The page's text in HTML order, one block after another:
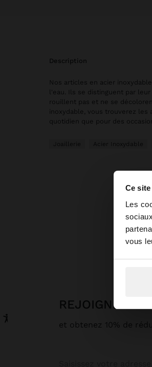
Ce
Les
vous
description
Nos articles en acier
l'eau. Ils se distinguent par
rouillent pas et ne se
inoxydable, vous trouverez les
quotidien que pour des
Joaillerie Acier Inoxydable
REJOIGNEZ
et obtenez 10% de